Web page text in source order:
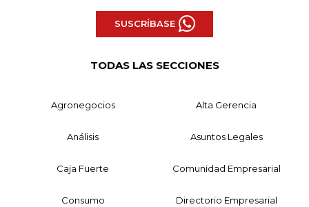
SUSCRÍBASE
TODAS LAS SECCIONES
Agronegocios Alta Gerencia
Análisis Asuntos Legales
Caja Fuerte Comunidad Empresarial
Consumo Directorio Empresarial